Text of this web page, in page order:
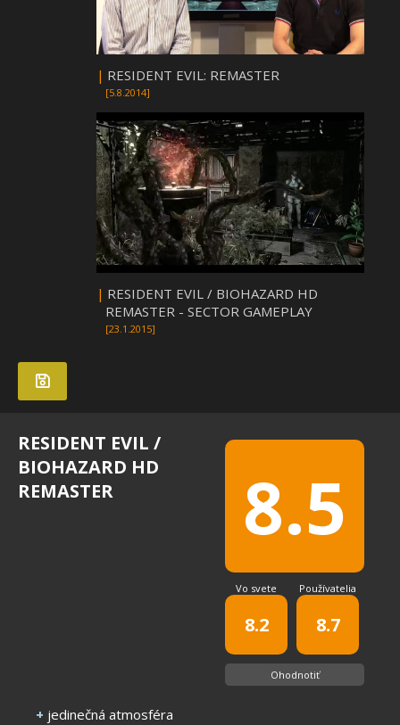
| RESIDENT EVIL: REMASTER
[5.8.2014]
| RESIDENT EVIL / BIOHAZARD HD
REMASTER - SECTOR GAMEPLAY
[23.1.2015]
8.5
Vo svete
8.2
Používatelia
8.7
Ohodnotiť
RESIDENT EVIL /
BIOHAZARD HD
REMASTER
+ jedinečná atmosféra